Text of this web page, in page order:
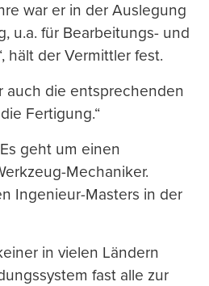
war er in der Auslegung
u.a. für Bearbeitungs- und
hält der Vermittler fest.
auch die entsprechenden
Fertigung.“
geht um einen
Mechaniker.
Ingenieur-Masters in der
in vielen Ländern
fast alle zur